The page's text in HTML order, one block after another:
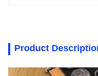
Product